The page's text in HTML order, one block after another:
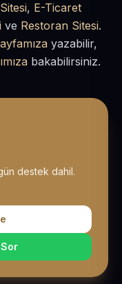
, E-Ticaret
ve Restoran Sitesi.
yazabilir,
bakabilirsiniz.
destek dahil.